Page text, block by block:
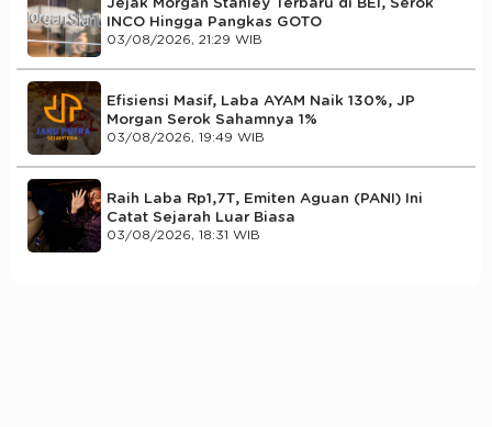
INCO Hingga Pangkas GOTO
03/08/2026, 21:29 WIB
Efisiensi Masif, Laba AYAM Naik 130%, JP
Morgan Serok Sahamnya 1%
03/08/2026, 19:49 WIB
Raih Laba Rp1,7T, Emiten Aguan (PANI) Ini
Catat Sejarah Luar Biasa
03/08/2026, 18:31 WIB